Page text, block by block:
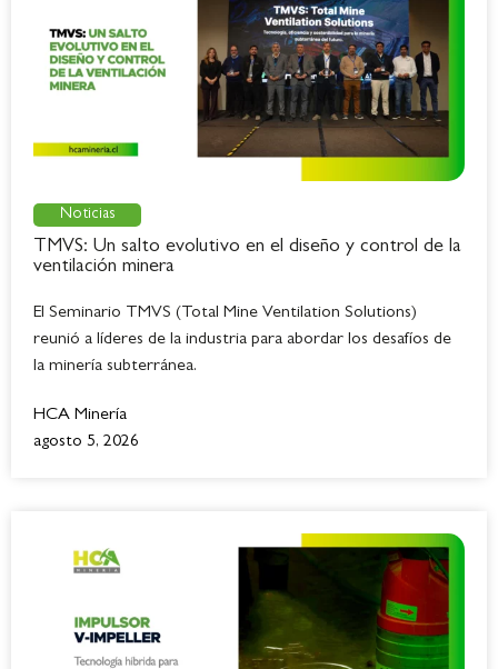
Noticias
TMVS: Un salto evolutivo en el diseño y control de la
ventilación minera
El Seminario TMVS (Total Mine Ventilation Solutions)
reunió a líderes de la industria para abordar los desafíos de
la minería subterránea.
HCA Minería
agosto 5, 2026